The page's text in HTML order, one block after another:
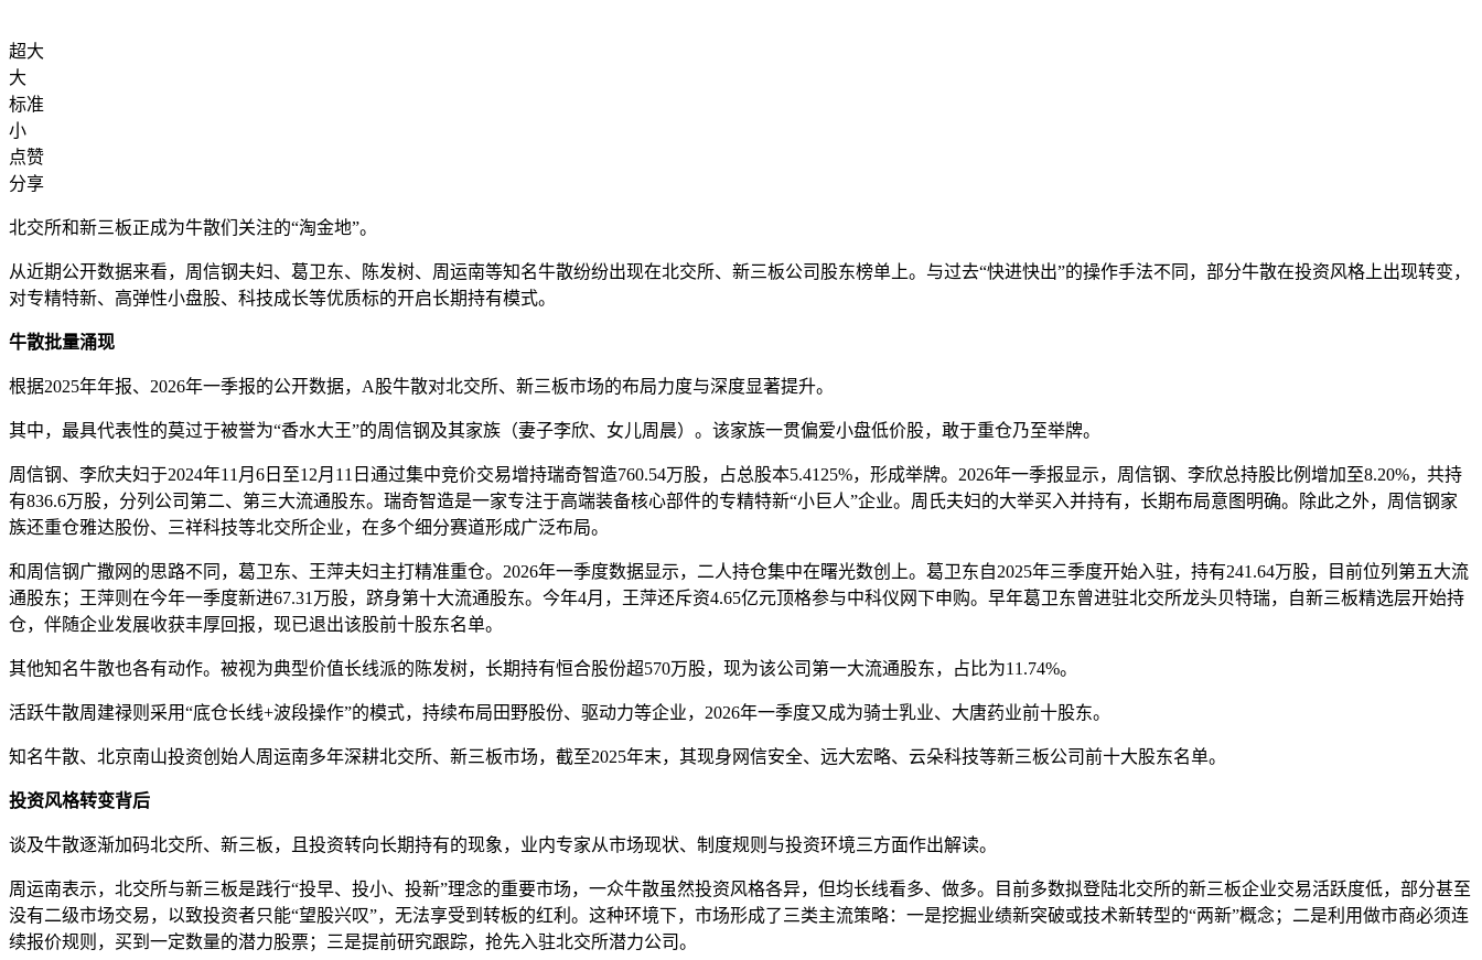
超大
大
标准
小
点赞
分享
北交所和新三板正成为牛散们关注的“淘金地”。
从近期公开数据来看，周信钢夫妇、葛卫东、陈发树、周运南等知名牛散纷纷出现在北交所、新三板公司股东榜单上。与过去“快进快出”的操作手法不同，部分牛散在投资风格上出现转变，
对专精特新、高弹性小盘股、科技成长等优质标的开启长期持有模式。
牛散批量涌现
根据2025年年报、2026年一季报的公开数据，A股牛散对北交所、新三板市场的布局力度与深度显著提升。
其中，最具代表性的莫过于被誉为“香水大王”的周信钢及其家族（妻子李欣、女儿周晨）。该家族一贯偏爱小盘低价股，敢于重仓乃至举牌。
周信钢、李欣夫妇于2024年11月6日至12月11日通过集中竞价交易增持瑞奇智造760.54万股，占总股本5.4125%，形成举牌。2026年一季报显示，周信钢、李欣总持股比例增加至8.20%，共持
有836.6万股，分列公司第二、第三大流通股东。瑞奇智造是一家专注于高端装备核心部件的专精特新“小巨人”企业。周氏夫妇的大举买入并持有，长期布局意图明确。除此之外，周信钢家
族还重仓雅达股份、三祥科技等北交所企业，在多个细分赛道形成广泛布局。
和周信钢广撒网的思路不同，葛卫东、王萍夫妇主打精准重仓。2026年一季度数据显示，二人持仓集中在曙光数创上。葛卫东自2025年三季度开始入驻，持有241.64万股，目前位列第五大流
通股东；王萍则在今年一季度新进67.31万股，跻身第十大流通股东。今年4月，王萍还斥资4.65亿元顶格参与中科仪网下申购。早年葛卫东曾进驻北交所龙头贝特瑞，自新三板精选层开始持
仓，伴随企业发展收获丰厚回报，现已退出该股前十股东名单。
其他知名牛散也各有动作。被视为典型价值长线派的陈发树，长期持有恒合股份超570万股，现为该公司第一大流通股东，占比为11.74%。
活跃牛散周建禄则采用“底仓长线+波段操作”的模式，持续布局田野股份、驱动力等企业，2026年一季度又成为骑士乳业、大唐药业前十股东。
知名牛散、北京南山投资创始人周运南多年深耕北交所、新三板市场，截至2025年末，其现身网信安全、远大宏略、云朵科技等新三板公司前十大股东名单。
投资风格转变背后
谈及牛散逐渐加码北交所、新三板，且投资转向长期持有的现象，业内专家从市场现状、制度规则与投资环境三方面作出解读。
周运南表示，北交所与新三板是践行“投早、投小、投新”理念的重要市场，一众牛散虽然投资风格各异，但均长线看多、做多。目前多数拟登陆北交所的新三板企业交易活跃度低，部分甚至
没有二级市场交易，以致投资者只能“望股兴叹”，无法享受到转板的红利。这种环境下，市场形成了三类主流策略：一是挖掘业绩新突破或技术新转型的“两新”概念；二是利用做市商必须连
续报价规则，买到一定数量的潜力股票；三是提前研究跟踪，抢先入驻北交所潜力公司。